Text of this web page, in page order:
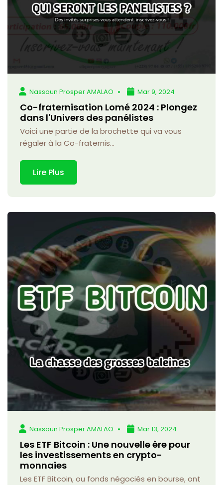
Nassoun Prosper AMALAO Mar 9, 2024
Co-fraternisation Lomé 2024 : Plongez
dans l'Univers des panélistes
Voici une partie de la brochette qui va vous
régaler à la Co-fraternis...
Lire Plus
Nassoun Prosper AMALAO Mar 13, 2024
Les ETF Bitcoin : Une nouvelle ère pour
les investissements en crypto-
monnaies
Les ETF Bitcoin, ou fonds négociés en bourse, ont